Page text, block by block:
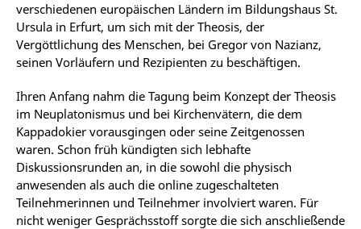
verschiedenen europäischen Ländern im Bildungshaus St.
Ursula in Erfurt, um sich mit der Theosis, der
Vergöttlichung des Menschen, bei Gregor von Nazianz,
seinen Vorläufern und Rezipienten zu beschäftigen.
Ihren Anfang nahm die Tagung beim Konzept der Theosis
im Neuplatonismus und bei Kirchenvätern, die dem
Kappadokier vorausgingen oder seine Zeitgenossen
waren. Schon früh kündigten sich lebhafte
Diskussionsrunden an, in die sowohl die physisch
anwesenden als auch die online zugeschalteten
Teilnehmerinnen und Teilnehmer involviert waren. Für
nicht weniger Gesprächsstoff sorgte die sich anschließende